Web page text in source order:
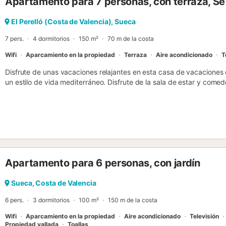
El Perelló (Costa de Valencia), Sueca
7 pers. 4 dormitorios 150 m² 70 m de la costa
Wifi Aparcamiento en la propiedad Terraza Aire acondicionado
Disfrute de unas vacaciones relajantes en esta casa de
un estilo de vida mediterráneo. Disfrute de la sala de estar y
tranquilidad. Ponga la mesa de comedor y disfrute de las
preparación de sus comidas. Abra la puerta que da a la terraza
mesita. Comience aquí el día desayunando al aire libre. A
respira el aire salado del mar. Descubra las playas de la Costa
ciudad de Tortosa, con su imponente catedral y el castillo de La
Apartamento para 6 personas, con jardín
Sueca, Costa de Valencia
6 pers. 3 dormitorios 100 m² 150 m de la costa
Wifi Aparcamiento en la propiedad Aire acondicionado Televisión
Propiedad vallada
Toallas